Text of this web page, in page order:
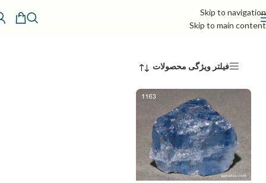
Skip to navigation
Skip to main content
فیلتر ویژگی محصولات